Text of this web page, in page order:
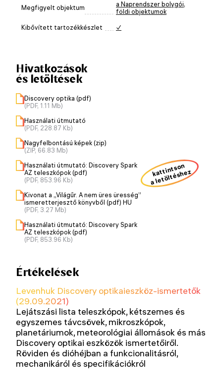
Megfigyelt objektum a Naprendszer bolygói,
földi objektumok
Kibővített tartozékkészlet ✓
Hivatkozások
és letöltések
Discovery optika (pdf)
(PDF, 1.11 Mb)
Használati útmutató
(PDF, 228.87 Kb)
Nagyfelbontású képek (zip)
(ZIP, 66.83 Mb)
Használati útmutató: Discovery Spark
AZ teleszkópok (pdf)
(PDF, 853.96 Kb)
Kivonat a „Világűr. A nem üres üresség”
ismeretterjesztő könyvből (pdf) HU
(PDF, 3.27 Mb)
Használati útmutató: Discovery Spark
AZ teleszkópok (pdf)
(PDF, 853.96 Kb)
kattintson
a letöltéshez
Értékelések
Levenhuk Discovery optikaieszköz-ismertetők
(29.09.2021)
Lejátszási lista teleszkópok, kétszemes és
egyszemes távcsövek, mikroszkópok,
planetáriumok, meteorológiai állomások és más
Discovery optikai eszközök ismertetőiről.
Röviden és dióhéjban a funkcionalitásról,
mechanikáról és specifikációkról